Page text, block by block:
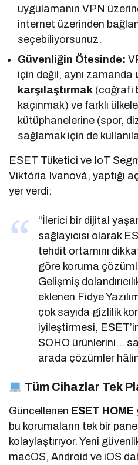
uygulamanın VPN
internet üzerinden
seçebiliyorsunuz.
Güvenliğin Ötesinde:
için değil, aynı zamanda
karşılaştırmak (coğrafi
kaçınmak) ve farklı
kütüphanelerine (spor,
sağlamak için de
ESET Tüketici ve IoT
Viktória Ivanová, yaptığı
yer verdi:
“İlerici bir dijital
sağlayıcısı olarak
tehdit ortamını
göre koruma
Gelişmiş
eklenen Fidye
çok sayıda gizlilik
iyileştirmesi,
SOHO ürünlerini…
arada çözümler
Tüm Cihazlar Tek
Güncellenen ESET HOME
bu korumaların tek bir
kolaylaştırıyor. Yeni
macOS, Android ve iOS